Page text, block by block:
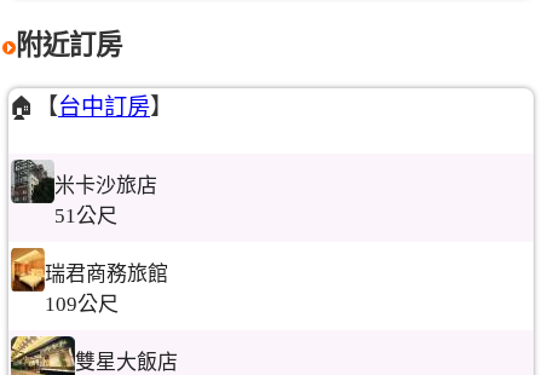
附近訂房
🏠【台中訂房】
米卡沙旅店
51公尺
瑞君商務旅館
109公尺
雙星大飯店